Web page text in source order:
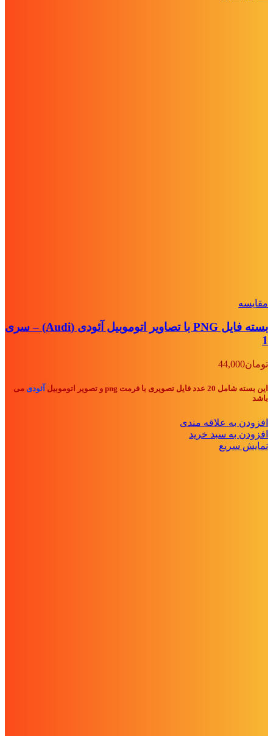
مقايسه
بسته فایل PNG با تصاویر اتوموبیل آئودی (Audi) – سری
1
تومان44,000
این بسته شامل 20 عدد فایل تصویری با فرمت png و تصویر اتوموبیل آئودی می
باشد
افزودن به علاقه مندی
افزودن به سبد خرید
نمایش سریع